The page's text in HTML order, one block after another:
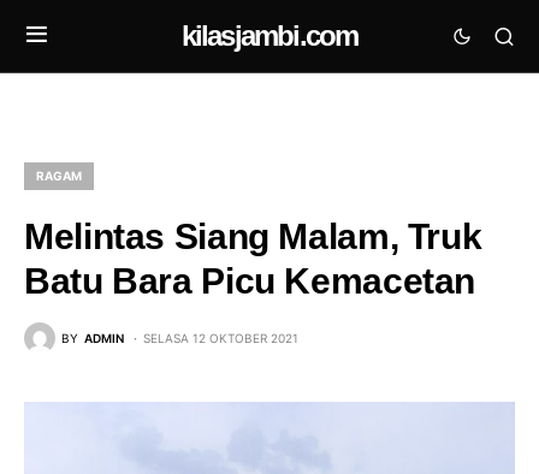
kilasjambi.com
RAGAM
Melintas Siang Malam, Truk
Batu Bara Picu Kemacetan
BY ADMIN SELASA 12 OKTOBER 2021